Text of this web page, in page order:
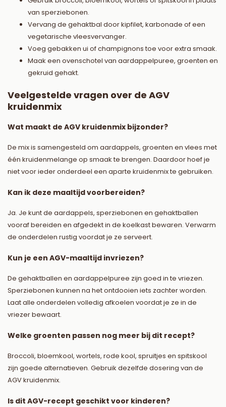
van sperziebonen.
Vervang de gehaktbal door kipfilet, karbonade of een
vegetarische vleesvervanger.
Voeg gebakken ui of champignons toe voor extra smaak.
Maak een ovenschotel van aardappelpuree, groenten en
gekruid gehakt.
Veelgestelde vragen over de AGV
kruidenmix
Wat maakt de AGV kruidenmix bijzonder?
De mix is samengesteld om aardappels, groenten en vlees met
één kruidenmelange op smaak te brengen. Daardoor hoef je
niet voor ieder onderdeel een aparte kruidenmix te gebruiken.
Kan ik deze maaltijd voorbereiden?
Ja. Je kunt de aardappels, sperziebonen en gehaktballen
vooraf bereiden en afgedekt in de koelkast bewaren. Verwarm
de onderdelen rustig voordat je ze serveert.
Kun je een AGV-maaltijd invriezen?
De gehaktballen en aardappelpuree zijn goed in te vriezen.
Sperziebonen kunnen na het ontdooien iets zachter worden.
Laat alle onderdelen volledig afkoelen voordat je ze in de
vriezer bewaart.
Welke groenten passen nog meer bij dit recept?
Broccoli, bloemkool, wortels, rode kool, spruitjes en spitskool
zijn goede alternatieven. Gebruik dezelfde dosering van de
AGV kruidenmix.
Is dit AGV-recept geschikt voor kinderen?